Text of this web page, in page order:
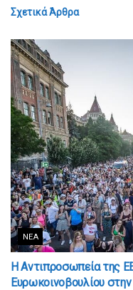
ΣχετικάΆρθρα
ΝΈΑ
Η Αντιπροσωπεία της
Ευρωκοινοβουλίου